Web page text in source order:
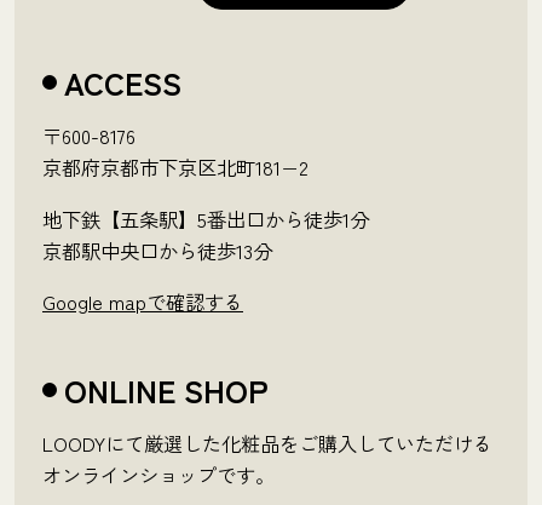
ACCESS
〒600-8176
京都府京都市下京区北町181−2
地下鉄【五条駅】5番出口から徒歩1分
京都駅中央口から徒歩13分
Google mapで確認する
ONLINE SHOP
LOODYにて厳選した化粧品をご購入していただける
オンラインショップです。